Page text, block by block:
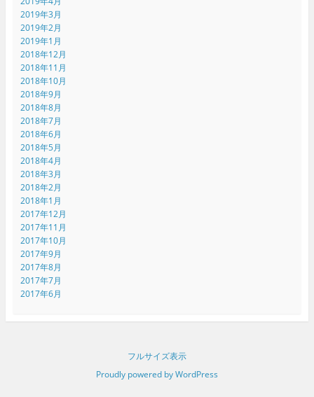
2019年3月
2019年2月
2019年1月
2018年12月
2018年11月
2018年10月
2018年9月
2018年8月
2018年7月
2018年6月
2018年5月
2018年4月
2018年3月
2018年2月
2018年1月
2017年12月
2017年11月
2017年10月
2017年9月
2017年8月
2017年7月
2017年6月
フルサイズ表示
Proudly powered by WordPress